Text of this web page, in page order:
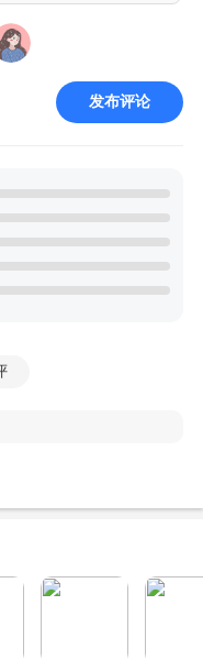
发布评论